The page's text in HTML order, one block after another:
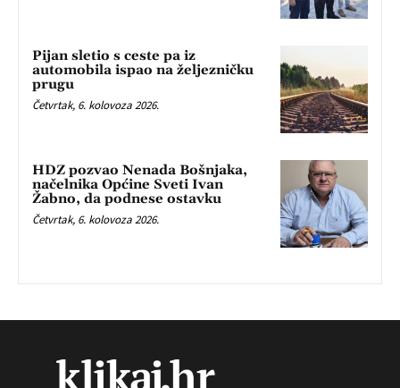
Pijan sletio s ceste pa iz
automobila ispao na željezničku
prugu
Četvrtak, 6. kolovoza 2026.
HDZ pozvao Nenada Bošnjaka,
načelnika Općine Sveti Ivan
Žabno, da podnese ostavku
Četvrtak, 6. kolovoza 2026.